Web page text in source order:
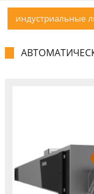
индустpиальные